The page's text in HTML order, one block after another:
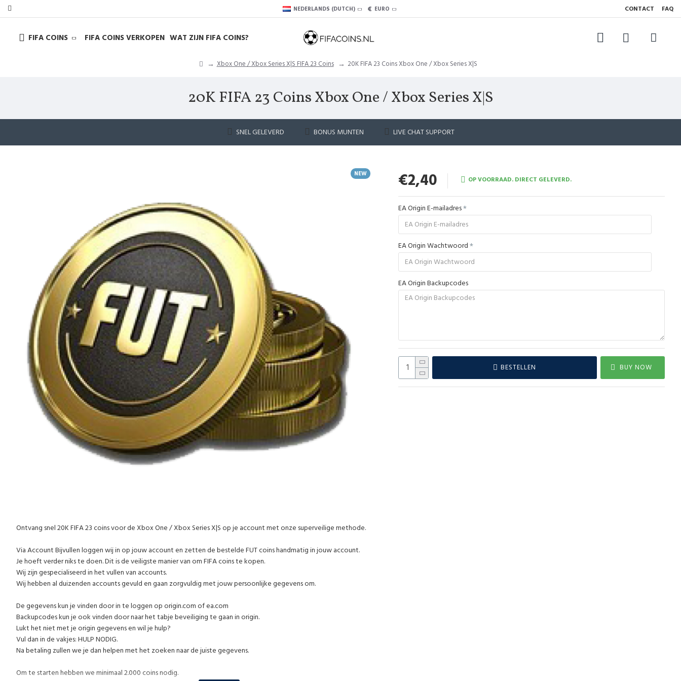
NEDERLANDS (DUTCH) € EURO CONTACT FAQ
FIFA COINS FIFA COINS VERKOPEN WAT ZIJN FIFA COINS?
Xbox One / Xbox Series X|S FIFA 23 Coins 20K FIFA 23 Coins Xbox One / Xbox Series X|S
20K FIFA 23 Coins Xbox One / Xbox Series X|S
SNEL GELEVERD BONUS MUNTEN LIVE CHAT SUPPORT
NEW €2,40 OP VOORRAAD. DIRECT GELEVERD.
EA Origin E-mailadres
EA Origin Wachtwoord
EA Origin Backupcodes
BESTELLEN BUY NOW
Ontvang snel 20K FIFA 23 coins voor de Xbox One / Xbox Series X|S op je account met onze superveilige methode.
Via Account Bijvullen loggen wij in op jouw account en zetten de bestelde FUT coins handmatig in jouw account.
Je hoeft verder niks te doen. Dit is de veiligste manier van om FIFA coins te kopen.
Wij zijn gespecialiseerd in het vullen van accounts.
Wij hebben al duizenden accounts gevuld en gaan zorgvuldig met jouw persoonlijke gegevens om.
De gegevens kun je vinden door in te loggen op origin.com of ea.com
Backupcodes kun je ook vinden door naar het tabje beveiliging te gaan in origin.
Lukt het niet met je origin gegevens en wil je hulp?
Vul dan in de vakjes: HULP NODIG.
Na betaling zullen we je dan helpen met het zoeken naar de juiste gegevens.
Om te starten hebben we minimaal 2.000 coins nodig.